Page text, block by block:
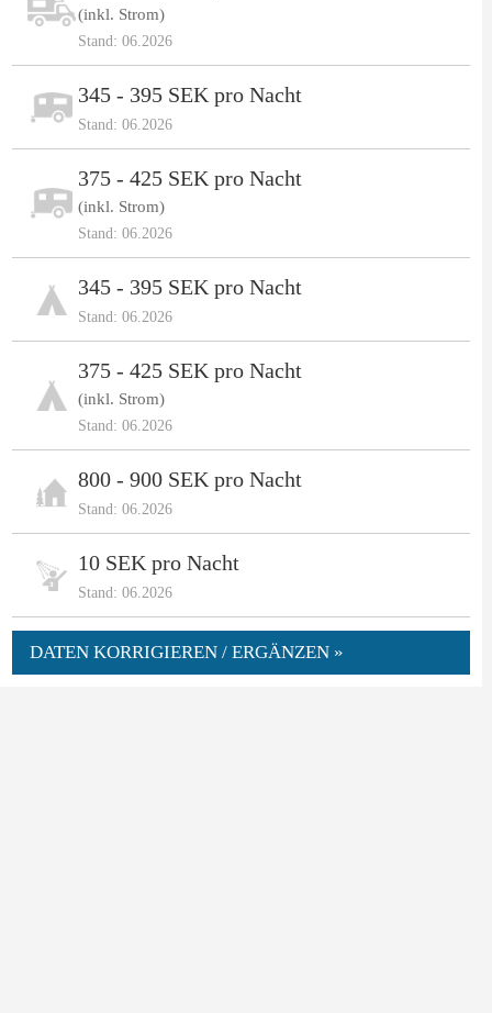
(inkl. Strom)
Stand: 06.2026
345 - 395 SEK pro Nacht
Stand: 06.2026
375 - 425 SEK pro Nacht
(inkl. Strom)
Stand: 06.2026
345 - 395 SEK pro Nacht
Stand: 06.2026
375 - 425 SEK pro Nacht
(inkl. Strom)
Stand: 06.2026
800 - 900 SEK pro Nacht
Stand: 06.2026
10 SEK pro Nacht
Stand: 06.2026
DATEN KORRIGIEREN / ERGÄNZEN »